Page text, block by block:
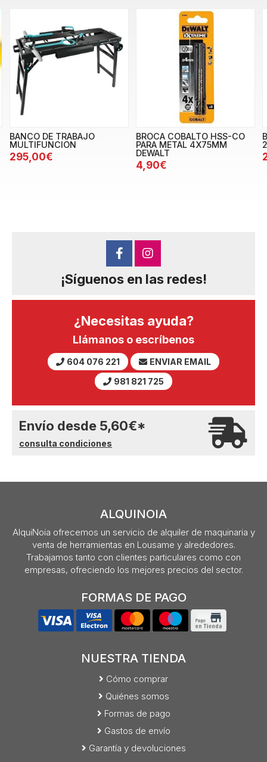
BANCO DE TRABAJO
MULTIFUNCION
295,00€
BROCA COBALTO HSS-CO
PARA METAL 4X75MM
DEWALT
4,90€
¡Síguenos en las redes!
¿Necesitas ayuda?
Llámanos o escríbenos
604 076 221
ENVIAR EMAIL
981 821 725
Envío desde 5,60€*
consulta condiciones
ALQUINOIA
AlquiNoia ofrecemos un servicio de alquiler de maquinaria y
venta de herramientas en Lousame y alrededores.
Trabajamos tanto con clientes particulares como con
empresas, ofreciendo los mejores precios del sector.
FORMAS DE PAGO
NUESTRA TIENDA
Cómo comprar
Quiénes somos
Formas de pago
Gastos de envío
Garantía y devoluciones